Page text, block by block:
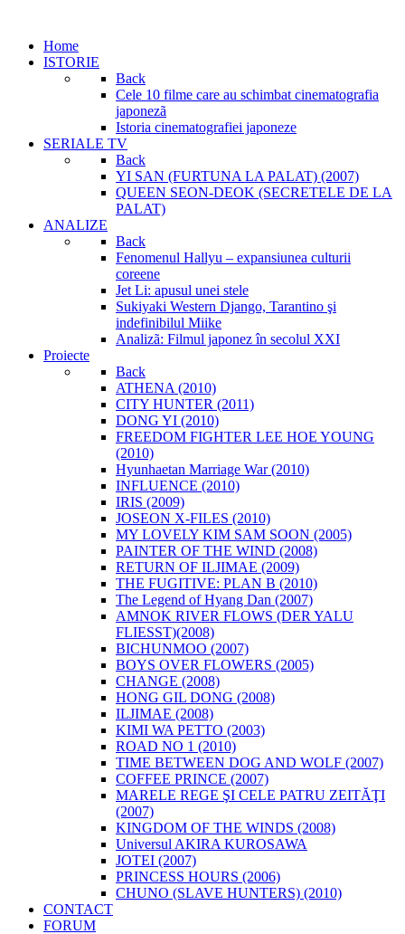
Home
ISTORIE
Back
Cele 10 filme care au schimbat cinematografia
japonezã
Istoria cinematografiei japoneze
SERIALE TV
Back
YI SAN (FURTUNA LA PALAT) (2007)
QUEEN SEON-DEOK (SECRETELE DE LA
PALAT)
ANALIZE
Back
Fenomenul Hallyu – expansiunea culturii
coreene
Jet Li: apusul unei stele
Sukiyaki Western Django, Tarantino şi
indefinibilul Miike
Analizã: Filmul japonez în secolul XXI
Proiecte
Back
ATHENA (2010)
CITY HUNTER (2011)
DONG YI (2010)
FREEDOM FIGHTER LEE HOE YOUNG
(2010)
Hyunhaetan Marriage War (2010)
INFLUENCE (2010)
IRIS (2009)
JOSEON X-FILES (2010)
MY LOVELY KIM SAM SOON (2005)
PAINTER OF THE WIND (2008)
RETURN OF ILJIMAE (2009)
THE FUGITIVE: PLAN B (2010)
The Legend of Hyang Dan (2007)
AMNOK RIVER FLOWS (DER YALU
FLIESST)(2008)
BICHUNMOO (2007)
BOYS OVER FLOWERS (2005)
CHANGE (2008)
HONG GIL DONG (2008)
ILJIMAE (2008)
KIMI WA PETTO (2003)
ROAD NO 1 (2010)
TIME BETWEEN DOG AND WOLF (2007)
COFFEE PRINCE (2007)
MARELE REGE ŞI CELE PATRU ZEITĂŢI
(2007)
KINGDOM OF THE WINDS (2008)
Universul AKIRA KUROSAWA
JOTEI (2007)
PRINCESS HOURS (2006)
CHUNO (SLAVE HUNTERS) (2010)
CONTACT
FORUM